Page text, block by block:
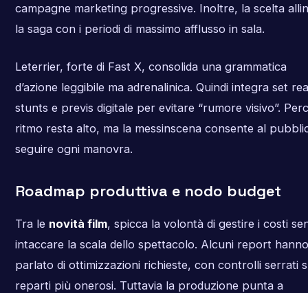
campagne marketing progressive. Inoltre, la scelta
la saga con i periodi di massimo afflusso in sala.
Leterrier, forte di Fast X, consolida una grammatica
d’azione leggibile ma adrenalinica. Quindi integra set
stunts e previs digitale per evitare “rumore visivo”.
ritmo resta alto, ma la messinscena consente al
seguire ogni manovra.
Roadmap produttiva e nodo budget
Tra le novità film, spicca la volontà di gestire i costi
intaccare la scala dello spettacolo. Alcuni report hanno
parlato di ottimizzazioni richieste, con controlli serrati
reparti più onerosi. Tuttavia la produzione punta a